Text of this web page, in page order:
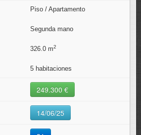
Piso / Apartamento
Segunda mano
326.0 m2
5 habitaciones
249.300 €
14/06/25